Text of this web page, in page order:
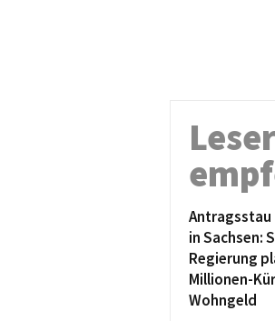
Antragsstau
in Sachsen:
Regierung
Millionen-
Wohngeld